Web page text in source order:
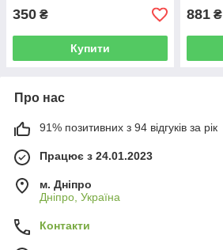
350 ₴
Купити
881 ₴
Про нас
91% позитивних з 94 відгуків за рік
Працює з 24.01.2023
м. Дніпро
Дніпро, Україна
Контакти